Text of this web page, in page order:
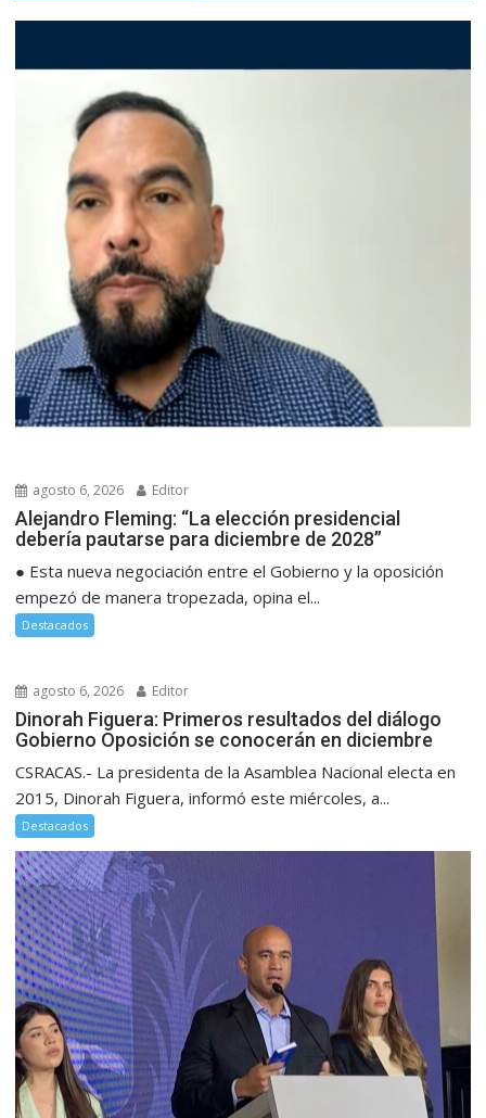
agosto 6, 2026 Editor
Alejandro Fleming: “La elección presidencial
debería pautarse para diciembre de 2028”
● Esta nueva negociación entre el Gobierno y la oposición
empezó de manera tropezada, opina el...
Destacados
agosto 6, 2026 Editor
Dinorah Figuera: Primeros resultados del diálogo
Gobierno Oposición se conocerán en diciembre
CSRACAS.- La presidenta de la Asamblea Nacional electa en
2015, Dinorah Figuera, informó este miércoles, a...
Destacados